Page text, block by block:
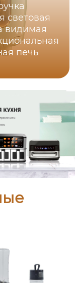
световая
видимая
печь